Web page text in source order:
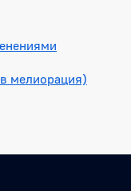
мелиорация)